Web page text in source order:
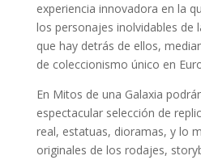
experiencia innovadora en la
los personajes inolvidables de
que hay detrás de ellos,
de coleccionismo único en
En Mitos de una Galaxia
espectacular selección de
real, estatuas, dioramas, y lo
originales de los rodajes,